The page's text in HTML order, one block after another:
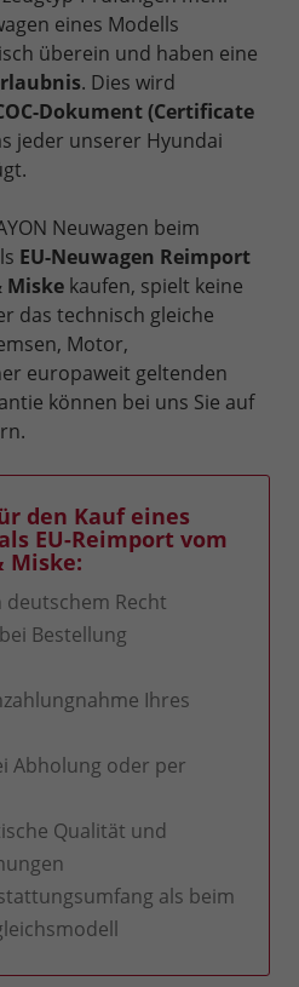
eines Modells
überein und haben eine
. Dies wird
Dokument (Certificate
jeder unserer Hyundai
Neuwagen beim
EU-Neuwagen Reimport
Miske kaufen, spielt keine
das technisch gleiche
Motor,
europaweit geltenden
können bei uns Sie auf
den Kauf eines
EU-Reimport vom
Miske:
Recht
Bestellung
Ihres
Abholung oder per
Qualität und
als beim